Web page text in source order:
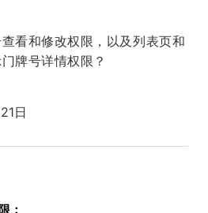
看和修改权限，以及列表页和
牌号详情权限？
日
：